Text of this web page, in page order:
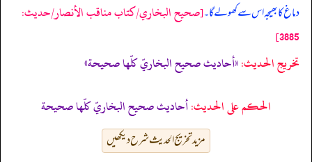
دماغ کا بھیجہ اس سے کھولے گا۔[صحيح البخاري/كتاب مناقب الأنصار/حدیث:
3885]
تخریج الحدیث:«أحاديث صحيح البخاريّ كلّها صحيحة»
الحكم على الحديث:أحاديث صحيح البخاريّ كلّها صحيحة
مزید تخریج الحدیث شرح دیکھیں